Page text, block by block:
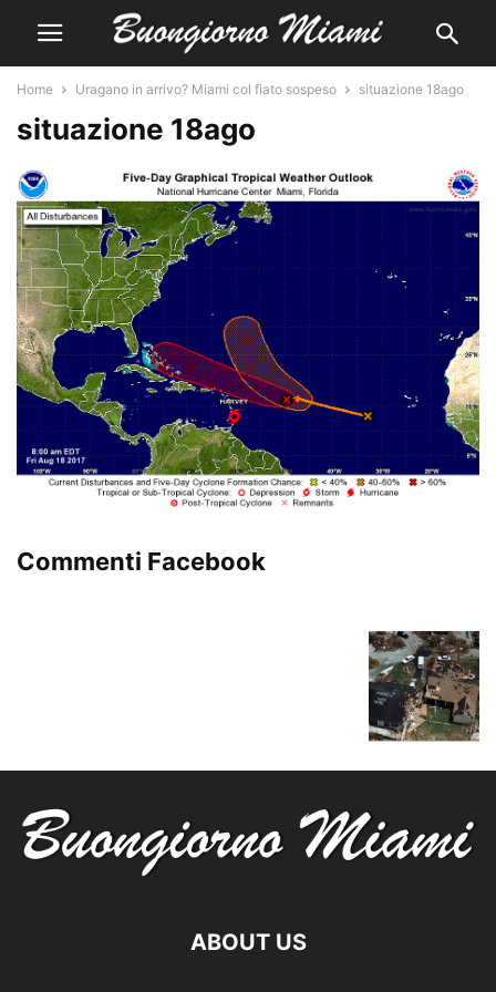
Home Uragano in arrivo? Miami col fiato sospeso situazione 18ago
situazione 18ago
Commenti Facebook
ABOUT US